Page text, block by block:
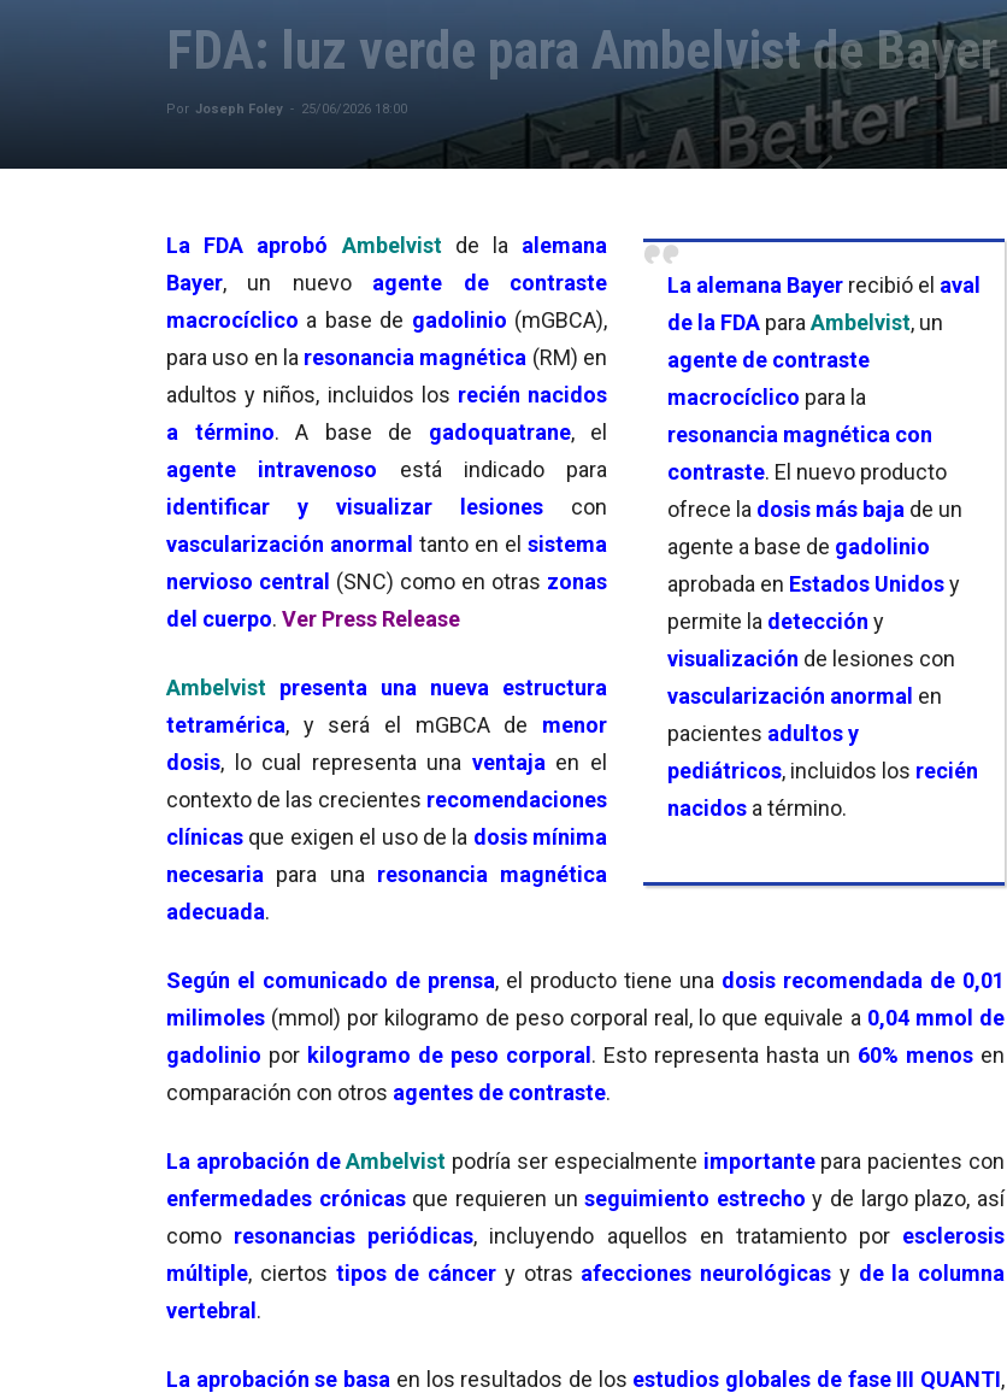
FDA: luz verde para Ambelvist de Bayer
Por Joseph Foley - 25/06/2026 18:00
La alemana Bayer recibió el aval
de la FDA para Ambelvist, un
agente de contraste
macrocíclico para la
resonancia magnética con
contraste. El nuevo producto
ofrece la dosis más baja de un
agente a base de gadolinio
aprobada en Estados Unidosy
permite la detección y
visualización de lesiones con
vascularización anormal en
pacientes adultos y
pediátricos, incluidos los recién
nacidos a término.
La FDA aprobó Ambelvist de la alemana
Bayer, un nuevo agente de contraste
macrocíclico a base de gadolinio (mGBCA),
para uso en la resonancia magnética (RM) en
adultos y niños, incluidos los recién nacidos
a término. A base de gadoquatrane, el
agente intravenoso está indicado para
identificar y visualizar lesiones
con
vascularización anormal tanto en el sistema
nervioso central (SNC) como en otras zonas
del cuerpo. Ver Press Release
Ambelvist presenta una
nueva estructura
tetramérica, y será el mGBCA de menor
dosis, lo cual representa una ventaja en el
contexto de las crecientes recomendaciones
clínicas que exigen el uso de la dosis mínima
necesaria para una resonancia magnética
adecuada.
Según el comunicado de prensa, el producto tiene una dosis recomendada de 0,01
milimoles (mmol) por kilogramo de peso corporal real, lo que equivale a 0,04 mmol de
gadolinio por kilogramo de peso corporal. Esto representa hasta un 60% menos en
comparación con otros agentes de contraste.
La aprobación deAmbelvist podría ser especialmente importante para pacientes con
enfermedades crónicas que requieren un seguimiento estrecho y de largo plazo, así
como resonancias periódicas, incluyendo aquellos en tratamiento poresclerosis
múltiple, ciertos tipos de cáncer y otras afecciones neurológicas y de la columna
vertebral.
La aprobación se basa en los resultados de los estudios globales de fase III QUANTI,